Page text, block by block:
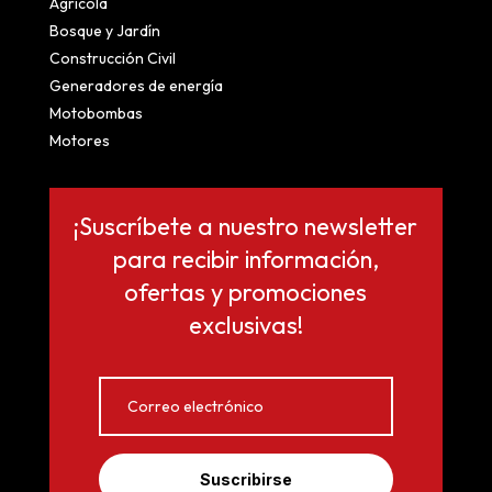
Bosque y Jardín
Construcción Civil
Generadores de energía
Motobombas
Motores
¡Suscríbete a nuestro newsletter
para recibir información,
ofertas y promociones
exclusivas!
Suscribirse